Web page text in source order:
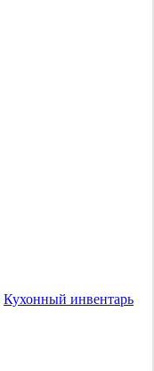
Кухонный инвентарь